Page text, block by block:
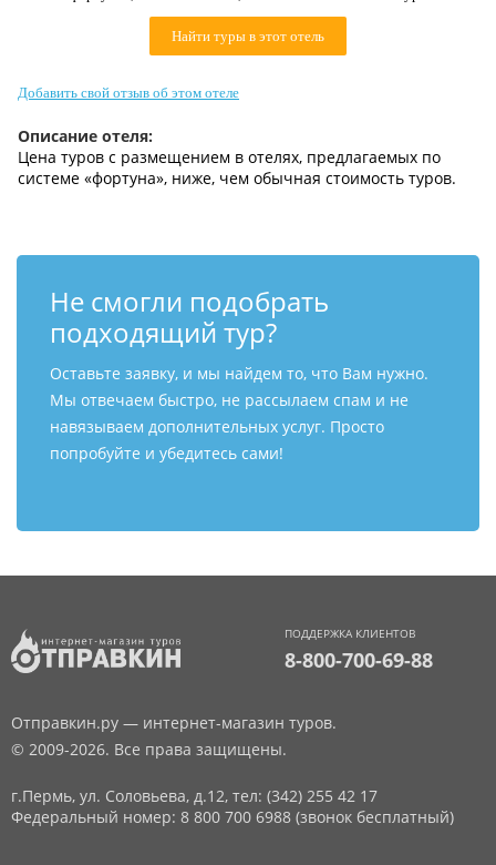
Найти туры в этот отель
Добавить свой отзыв об этом отеле
Описание отеля:
Цена туров c размещением в отелях, предлагаемых по
системе «фортуна», ниже, чем обычная стоимость туров.
Не смогли подобрать
подходящий тур?
Оставьте заявку, и мы найдем то, что Вам нужно.
Мы отвечаем быстро, не рассылаем спам и не
навязываем дополнительных услуг. Просто
попробуйте и убедитесь сами!
ПОДДЕРЖКА КЛИЕНТОВ
8-800-700-69-88
Отправкин.ру — интернет-магазин туров.
© 2009-2026. Все права защищены.
г.Пермь, ул. Соловьева, д.12, тел: (342) 255 42 17
Федеральный номер: 8 800 700 6988 (звонок бесплатный)